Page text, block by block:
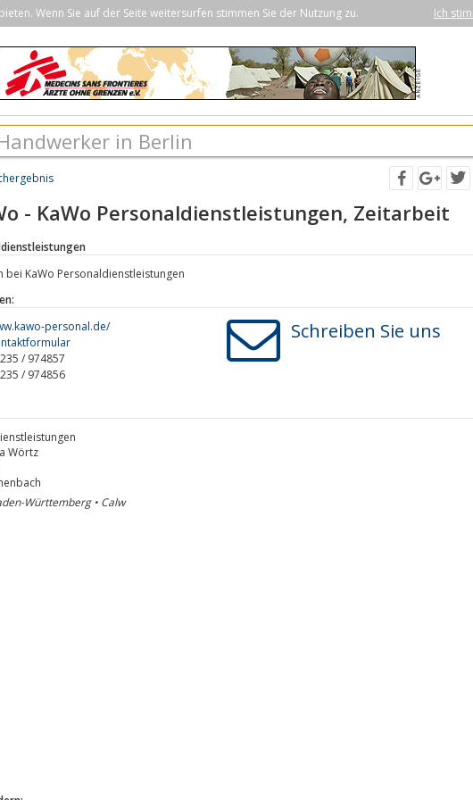
Wenn Sie auf der Seite weitersurfen stimmen Sie der Nutzung zu. Ich
- KaWo Personaldienstleistungen, Zeitarbeit
bei KaWo Personaldienstleistungen
personal.de/
/ 974857
/ 974856
Schreiben Sie uns
Wörtz
Württemberg • Calw